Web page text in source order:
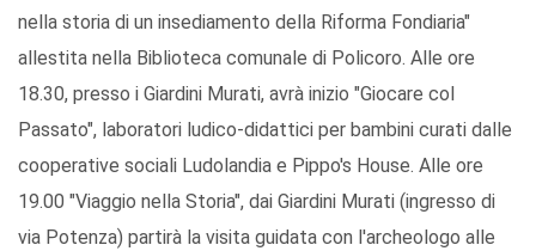
nella storia di un insediamento della Riforma Fondiaria"
allestita nella Biblioteca comunale di Policoro. Alle ore
18.30, presso i Giardini Murati, avrà inizio "Giocare col
Passato", laboratori ludico-didattici per bambini curati dalle
cooperative sociali Ludolandia e Pippo's House. Alle ore
19.00 "Viaggio nella Storia", dai Giardini Murati (ingresso di
via Potenza) partirà la visita guidata con l'archeologo alle